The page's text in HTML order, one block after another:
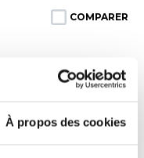
À propos des cookies
COMPARER